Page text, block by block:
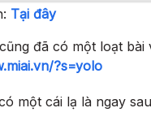
Tại đây
đã có một loạt
?s=yolo
một cái lạ là ngay